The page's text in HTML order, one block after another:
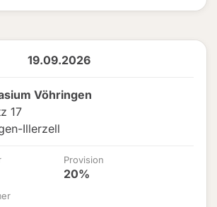
19.09.2026
Vöhringen
17
Illerzell
Provision
20%